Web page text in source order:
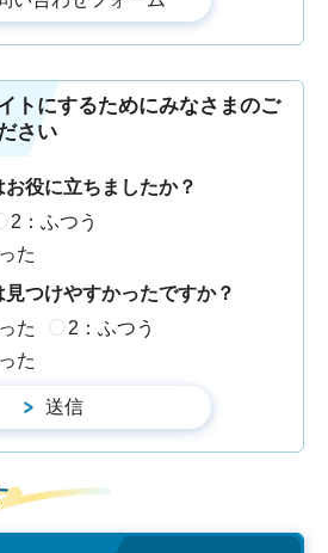
トにするためにみなさまのご
さい
役に立ちましたか？
2：ふつう
た
つけやすかったですか？
た
2：ふつう
た